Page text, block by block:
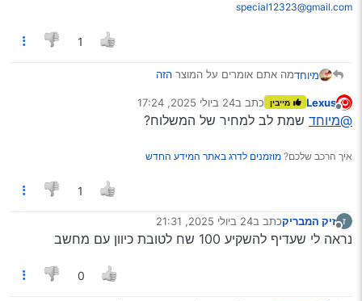
special12323@gmail.com
1
מיוחדמה אתם אומרים על המוצרהזה
הוא יהיה שימושי, או סתם יתפוס מקום בבויידם /בתיק.
אפשר לסמן.
סרטוןלדוגמא
סרטוןלדוגמא
מנותק
Lexus מייבין כתב ב24 ביולי 2025, 17:24
נערך לאחרונה על ידי
@מיוחד שמת לב למחיר של המשלוח?
איך הרכב שלכם? מוזמנים לדרג באתר המידע החדש
1
ז
מנותק
זיק המבריקכתב ב24 ביולי 2025, 21:31
נערך לאחרונה על ידי
נראה לי שעדיף להשקיע 100 שח לטובת כיוון עם מחשב
0